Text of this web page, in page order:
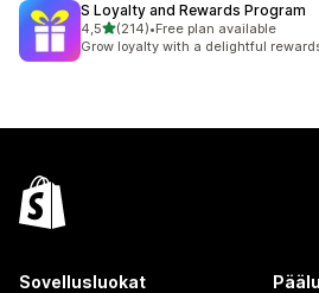
S Loyalty and Rewards Program
4,5/ 5 tähteä
(214)
214 arvostelua yhteensä
•Free plan available
Grow loyalty with a delightful
Sovellusluokat